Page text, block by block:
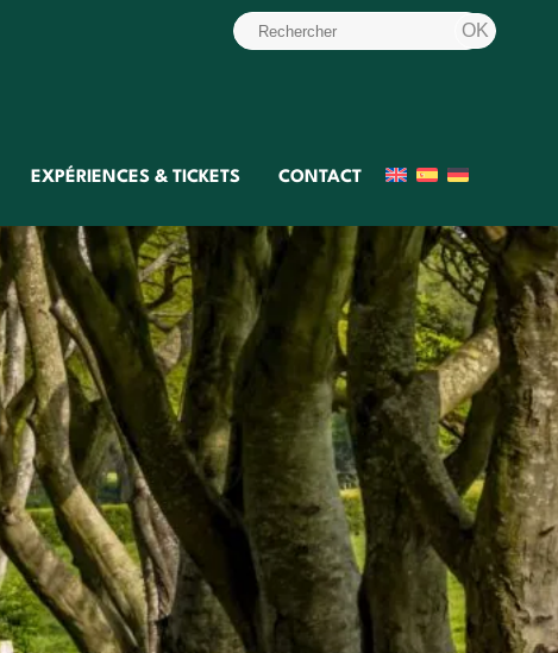
EXPÉRIENCES & TICKETS CONTACT